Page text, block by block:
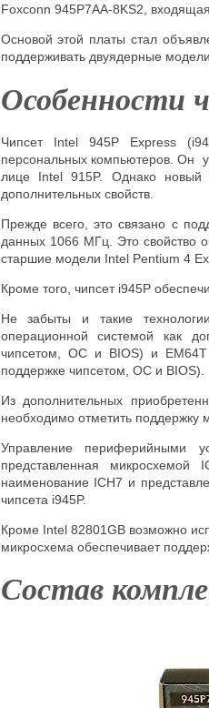
Foxconn 945P7AA-8KS2,
Основой этой платы стал
поддерживать двуядерные
Особенности
Чипсет Intel 945P Express
персональных компьютеров. Он
лице Intel 915P. Однако новый
дополнительных свойств.
Прежде всего, это связано с
данных 1066 МГц. Это свойство
старшие модели Intel Pentium 4
Кроме того, чипсет i945P
Не забыты и такие
операционной системой как
чипсетом, ОС и BIOS) и EM64T
поддержке чипсетом, ОС и BIOS).
Из дополнительных
необходимо отметить поддержку
Управление периферийными
представленная
наименование ICH7 и
чипсета i945P.
Кроме Intel 82801GB возможно
микросхема обеспечивает
Состав